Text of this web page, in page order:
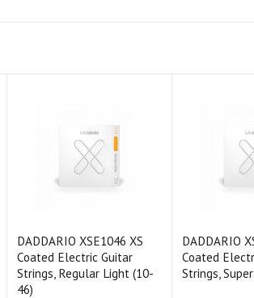
DADDARIO XSE1046 XS
Coated Electric Guitar
Strings, Regular Light (10-
46)
DADDARIO
Coated
Strings,